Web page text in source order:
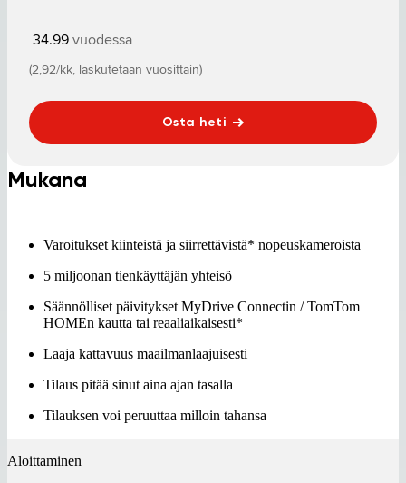
34.99vuodessa
(2,92/kk, laskutetaan vuosittain)
Osta heti
Mukana
Varoitukset kiinteistä ja siirrettävistä* nopeuskameroista
5 miljoonan tienkäyttäjän yhteisö
Säännölliset päivitykset MyDrive Connectin / TomTom
HOMEn kautta tai reaaliaikaisesti*
Laaja kattavuus maailmanlaajuisesti
Tilaus pitää sinut aina ajan tasalla
Tilauksen voi peruuttaa milloin tahansa
Aloittaminen